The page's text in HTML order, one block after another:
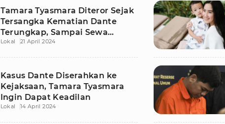
Tamara Tyasmara Diteror Sejak
Tersangka Kematian Dante
Terungkap, Sampai Sewa
Pengawal
Lokal 21 April 2024
Kasus Dante Diserahkan ke
Kejaksaan, Tamara Tyasmara
Ingin Dapat Keadilan
Lokal 14 April 2024